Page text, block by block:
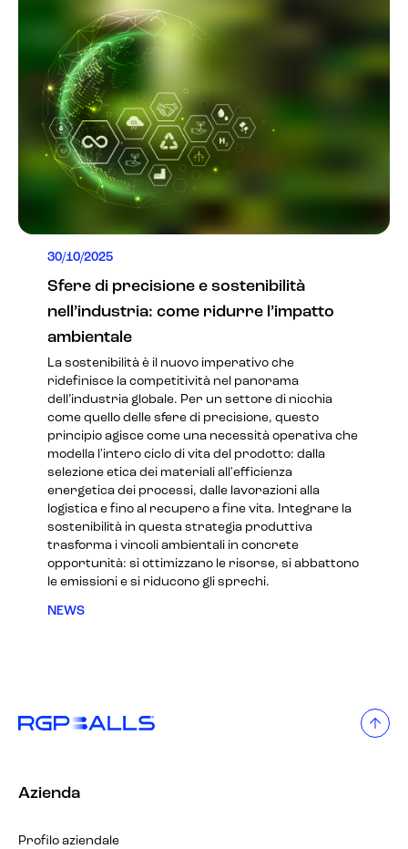
30/10/2025
Sfere di precisione e sostenibilità
nell’industria: come ridurre l’impatto
ambientale
La sostenibilità è il nuovo imperativo che
ridefinisce la competitività nel panorama
dell’industria globale. Per un settore di nicchia
come quello delle sfere di precisione, questo
principio agisce come una necessità operativa che
modella l'intero ciclo di vita del prodotto: dalla
selezione etica dei materiali all'efficienza
energetica dei processi, dalle lavorazioni alla
logistica e fino al recupero a fine vita. Integrare la
sostenibilità in questa strategia produttiva
trasforma i vincoli ambientali in concrete
opportunità: si ottimizzano le risorse, si abbattono
le emissioni e si riducono gli sprechi.
NEWS
Azienda
Profilo aziendale